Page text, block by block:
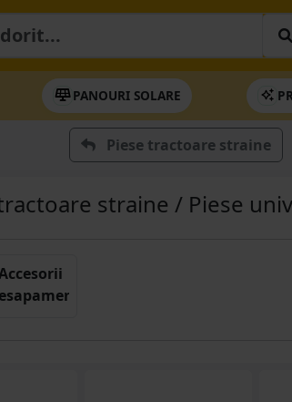
PANOURI SOLARE
Piese tractoare straine
straine / Piese
esapament